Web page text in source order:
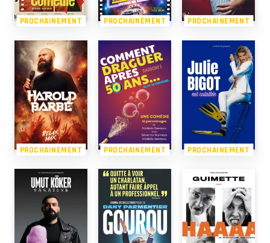
PROCHAINEMENT PROCHAINEMENT PROCHAINEMENT
PROCHAINEMENT PROCHAINEMENT PROCHAINEMENT